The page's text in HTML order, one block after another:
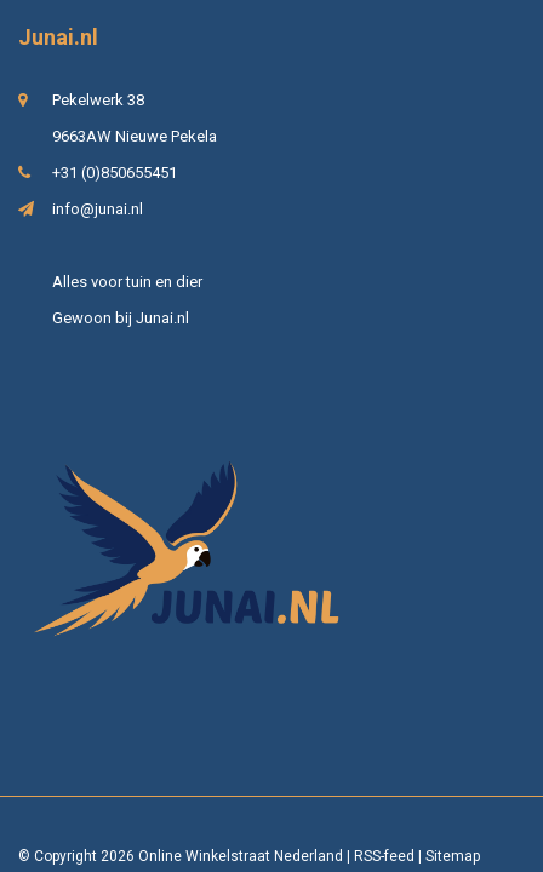
Junai.nl
Pekelwerk 38
9663AW Nieuwe Pekela
+31 (0)850655451
info@junai.nl
Alles voor tuin en dier
Gewoon bij Junai.nl
© Copyright 2026 Online Winkelstraat Nederland RSS-feed Sitemap